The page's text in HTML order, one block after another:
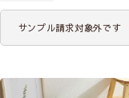
サンプル請求対象外です